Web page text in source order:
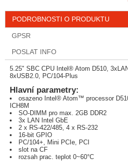
PODROBNOSTI O PRODUKTU
GPSR
POSLAT INFO
5.25" SBC CPU Intel® Atom D510,
8xUSB2.0, PC/104-Plus
Hlavní parametry:
osazeno Intel® Atom™ processor
ICH8M
SO-DIMM pro max. 2GB DDR2
3x LAN Intel GbE
2 x RS-422/485, 4 x RS-232
16-bit GPIO
PC/104+, Mini PCIe, PCI
slot na CF
rozsah prac. teplot 0~60°C